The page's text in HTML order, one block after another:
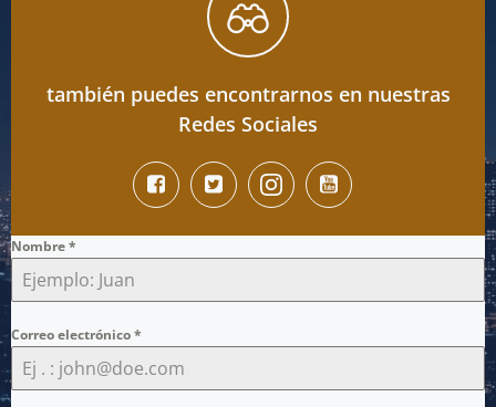
también puedes encontrarnos en nuestras
Redes Sociales
Nombre*
Correo electrónico*